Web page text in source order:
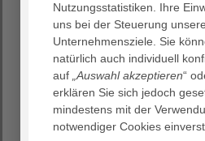
Nicht isoliert sein
Schmerzarmut
Regelung der letzten Dinge
Stellen der Sinnfrage
Ist der schwerkranke und
in der Lage die Aktivitäten des
selbstständig durchzuführen,
Nutzungsstatistiken. Ihre
uns bei der Steuerung
Unternehmensziele. Sie
natürlich auch individuell
auf „Auswahl akzeptieren“
erklären Sie sich jedoch
mindestens mit der
notwendiger Cookies